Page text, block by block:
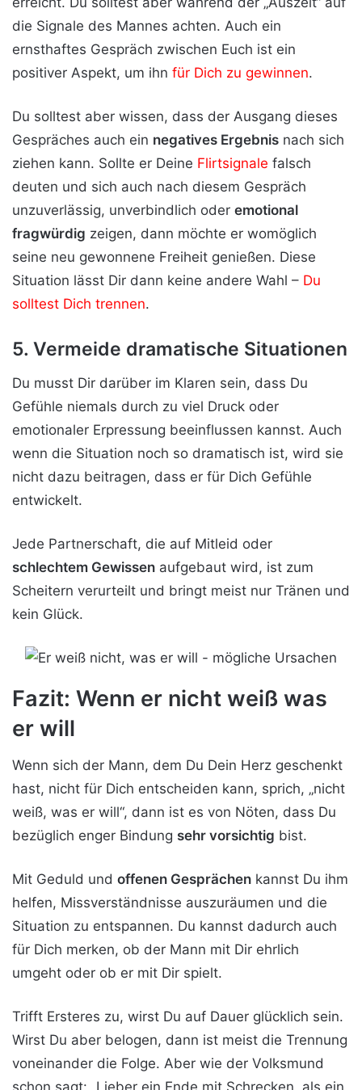
die Signale des Mannes achten. Auch ein
ernsthaftes Gespräch zwischen Euch ist ein
positiver Aspekt, um ihn für Dich zu gewinnen.
Du solltest aber wissen, dass der Ausgang dieses
Gespräches auch ein negatives Ergebnis nach sich
ziehen kann. Sollte er Deine Flirtsignale falsch
deuten und sich auch nach diesem Gespräch
unzuverlässig, unverbindlich oder emotional
fragwürdig zeigen, dann möchte er womöglich
seine neu gewonnene Freiheit genießen. Diese
Situation lässt Dir dann keine andere Wahl – Du
solltest Dich trennen.
5. Vermeide dramatische Situationen
Du musst Dir darüber im Klaren sein, dass Du
Gefühle niemals durch zu viel Druck oder
emotionaler Erpressung beeinflussen kannst. Auch
wenn die Situation noch so dramatisch ist, wird sie
nicht dazu beitragen, dass er für Dich Gefühle
entwickelt.
Jede Partnerschaft, die auf Mitleid oder
schlechtem Gewissen aufgebaut wird, ist zum
Scheitern verurteilt und bringt meist nur Tränen und
kein Glück.
Fazit: Wenn er nicht weiß was
er will
Wenn sich der Mann, dem Du Dein Herz geschenkt
hast, nicht für Dich entscheiden kann, sprich, „nicht
weiß, was er will“, dann ist es von Nöten, dass Du
bezüglich enger Bindung sehr vorsichtig bist.
Mit Geduld und offenen Gesprächen kannst Du ihm
helfen, Missverständnisse auszuräumen und die
Situation zu entspannen. Du kannst dadurch auch
für Dich merken, ob der Mann mit Dir ehrlich
umgeht oder ob er mit Dir spielt.
Trifft Ersteres zu, wirst Du auf Dauer glücklich sein.
Wirst Du aber belogen, dann ist meist die Trennung
voneinander die Folge. Aber wie der Volksmund